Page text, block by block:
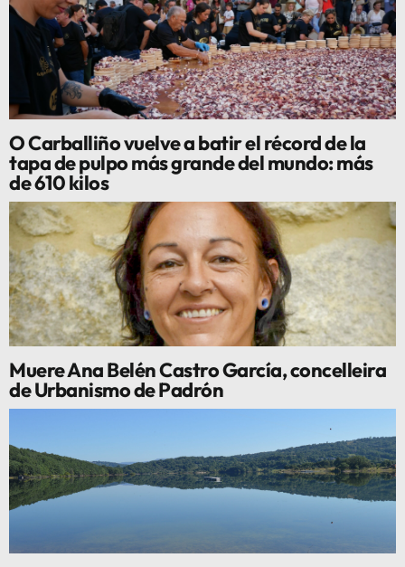
O Carballiño vuelve a batir el récord de la
tapa de pulpo más grande del mundo: más
de 610 kilos
Muere Ana Belén Castro García, concelleira
de Urbanismo de Padrón